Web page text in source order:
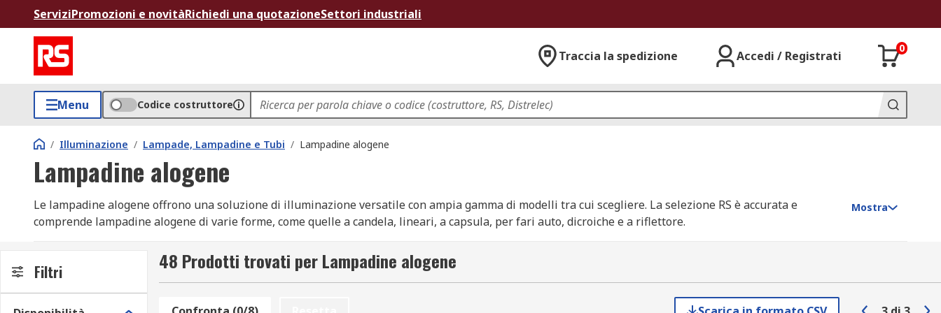
ServiziPromozioni e novitàRichiedi una quotazioneSettori industriali
Traccia la spedizione Accedi / Registrati
0
Menu Codice costruttore
/ Illuminazione / Lampade, Lampadine e Tubi / Lampadine alogene
Lampadine alogene
Le lampadine alogene offrono una soluzione di illuminazione versatile con ampia gamma di modelli tra cui scegliere. La selezione RS è accurata e
comprende lampadine alogene di varie forme, come quelle a candela, lineari, a capsula, per fari auto, dicroiche e a riflettore.
Lavoriamo con marchi leader del settore, tra cui Osram, Orbitec, Sylvania, Philips, GE e RS PRO.
Come funzionano le lampadine alogene
Mostra
Filtri 48 Prodotti trovati per Lampadine alogene